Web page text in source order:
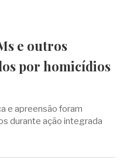
e outros
por homicídios
e apreensão foram
durante ação integrada